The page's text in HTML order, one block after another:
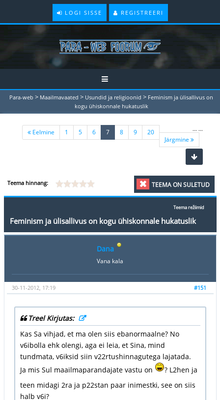
LOGI SISSE REGISTREERI
Para-web > Maailmavaated > Usundid ja religioonid > Feminism ja ülisallivus on
kogu ühiskonnale hukatuslik
Eelmine 1 ...
5 6 7(current)
8 9 ...
20
Järgmine
TEEMA ON SULETUD
Teema hinnang:
Teema režiimid
Feminism ja ülisallivus on kogu ühiskonnale hukatuslik
Dana
Vana kala
#151
30-11-2012, 17:19
Treel Kirjutas:
Kas Sa vihjad, et ma olen siis ebanormaalne? No
v6ibolla ehk olengi, aga ei leia, et Sina, mind
tundmata, v6iksid siin v22rtushinnagutega lajatada.
Ja mis Sul maailmaparandajate vastu on
? L2hen ja
teen midagi 2ra ja p22stan paar inimestki, see on siis
halb v6i?